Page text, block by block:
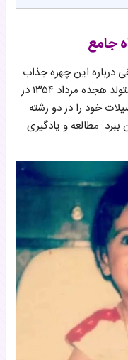
جامع
درباره این چهره جذاب
و کاریزماتیک وجود دارد. رضا رشیدپور که متولد هجده مرداد ۱۳۵۴ در
خود را در دو رشته
ببرد. مطالعه و یادگیری